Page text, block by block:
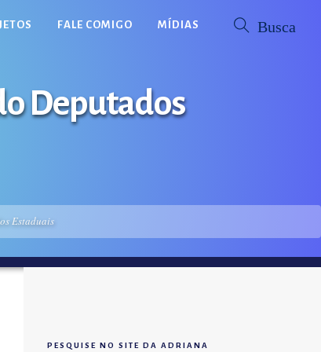
FALE COMIGO MÍDIAS
Deputados
Estaduais
PESQUISE NO SITE DA ADRIANA